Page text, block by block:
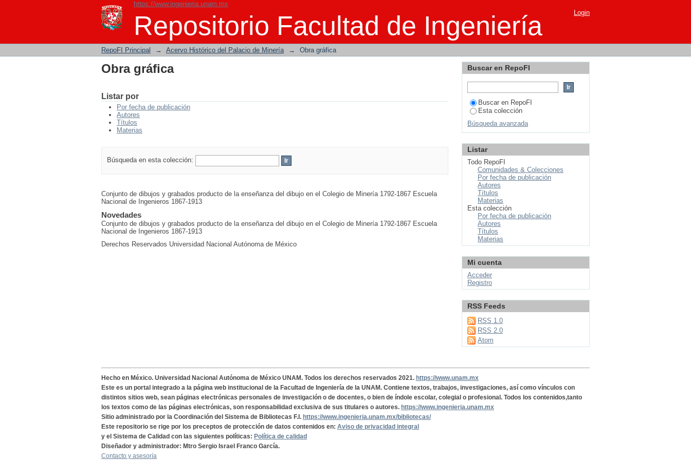
https://www.ingenieria.unam.mx
Repositorio Facultad de Ingeniería
Obra gráfica Login
RepoFI Principal → Acervo Histórico del Palacio de Minería → Obra gráfica
Obra gráfica
Listar por
Por fecha de publicación
Autores
Títulos
Materias
Búsqueda en esta colección:
Conjunto de dibujos y grabados producto de la enseñanza del dibujo en el Colegio de Minería 1792-1867 Escuela
Nacional de Ingenieros 1867-1913
Novedades
Conjunto de dibujos y grabados producto de la enseñanza del dibujo en el Colegio de Minería 1792-1867 Escuela
Nacional de Ingenieros 1867-1913
Derechos Reservados Universidad Nacional Autónoma de México
Buscar en RepoFI
Buscar en RepoFI
Esta colección
Búsqueda avanzada
Listar
Todo RepoFI
Comunidades & Colecciones
Por fecha de publicación
Autores
Títulos
Materias
Esta colección
Por fecha de publicación
Autores
Títulos
Materias
Mi cuenta
Acceder
Registro
RSS Feeds
RSS 1.0
RSS 2.0
Atom
Hecho en México. Universidad Nacional Autónoma de México UNAM. Todos los derechos reservados 2021. https://www.unam.mx
Este es un portal integrado a la página web institucional de la Facultad de Ingeniería de la UNAM. Contiene textos, trabajos, investigaciones, así como vínculos con
distintos sitios web, sean páginas electrónicas personales de investigación o de docentes, o bien de índole escolar, colegial o profesional. Todos los contenidos,tanto
los textos como de las páginas electrónicas, son responsabilidad exclusiva de sus titulares o autores. https://www.ingenieria.unam.mx
Sitio administrado por la Coordinación del Sistema de Bibliotecas F.I. https://www.ingenieria.unam.mx/bibliotecas/
Este repositorio se rige por los preceptos de protección de datos contenidos en: Aviso de privacidad integral
y el Sistema de Calidad con las siguientes políticas: Política de calidad
Diseñador y administrador: Mtro Sergio Israel Franco García.
Contacto y asesoría